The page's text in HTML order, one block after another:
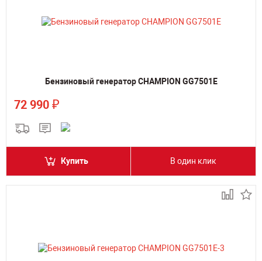
Бензиновый генератор CHAMPION GG7501E
72 990 ₽
Купить В один клик